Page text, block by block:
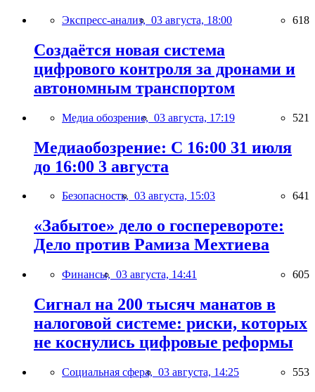
Экспресс-анализ, 03 августа, 18:00 618
Создаётся новая система
цифрового контроля за дронами и
автономным транспортом
Медиа обозрение, 03 августа, 17:19 521
Медиаобозрение: С 16:00 31 июля
до 16:00 3 августа
Безопасность, 03 августа, 15:03 641
«Забытое» дело о госперевороте:
Дело против Рамиза Мехтиева
Финансы, 03 августа, 14:41 605
Сигнал на 200 тысяч манатов в
налоговой системе: риски, которых
не коснулись цифровые реформы
Социальная сфера, 03 августа, 14:25 553